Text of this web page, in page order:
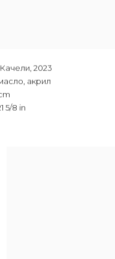
,2023
акрил
5/8 in